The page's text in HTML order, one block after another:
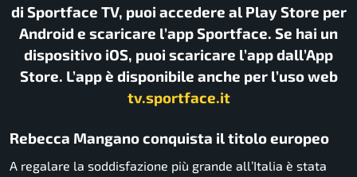
di Sportface TV, puoi accedere al Play Store per
Android e scaricare l’app Sportface. Se hai un
dispositivo iOS, puoi scaricare l’app dall’App
Store. L’app è disponibile anche per l’uso web
tv.sportface.it
Rebecca Mangano conquista il titolo europeo
A regalare la soddisfazione più grande all’Italia è stata